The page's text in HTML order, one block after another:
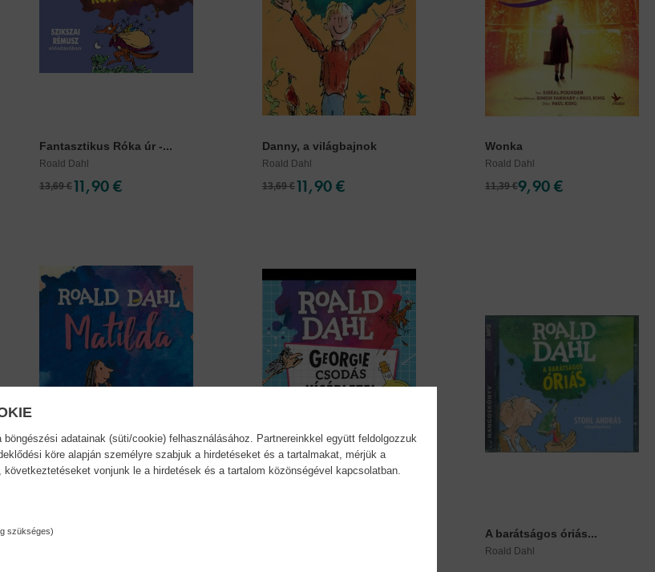
Fantasztikus Róka úr -...
Roald Dahl
13,69 €11,90 €
Danny, a világbajnok
Roald Dahl
13,69 €11,90 €
Wonka
Roald Dahl
11,39 €9,90 €
Matilda (3. kiadás) A barátságos óriás...
Roald Dahl
adatainak (süti/cookie) felhasználásához. Partnereinkkel együtt feldolgozzuk
köre alapján személyre szabjuk a hirdetéseket és a tartalmakat, mérjük a
vonjunk le a hirdetések és a tartalom közönségével kapcsolatban.
szükséges)